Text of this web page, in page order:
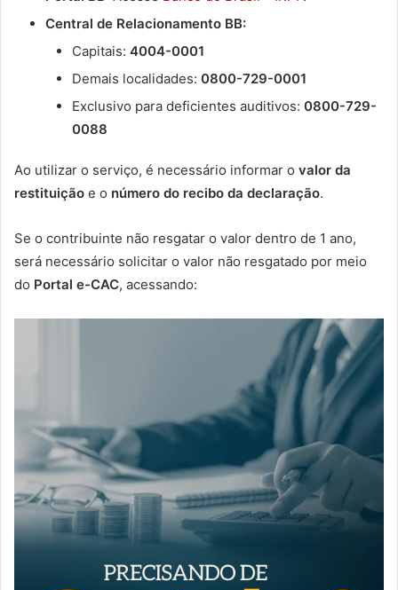
Central de Relacionamento BB:
Capitais: 4004-0001
Demais localidades: 0800-729-0001
Exclusivo para deficientes auditivos: 0800-729-
0088
Ao utilizar o serviço, é necessário informar o valor da
restituição e o número do recibo da declaração.
Se o contribuinte não resgatar o valor dentro de 1 ano,
será necessário solicitar o valor não resgatado por meio
do Portal e-CAC, acessando: